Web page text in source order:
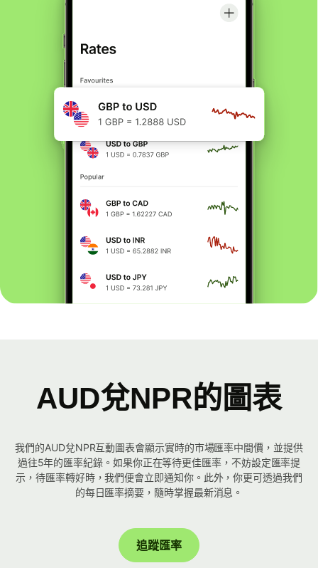
AUD兌NPR的圖表
我們的AUD兌NPR互動圖表會顯示實時的市場匯率中間價，並提供
過往5年的匯率紀錄。如果你正在等待更佳匯率，不妨設定匯率提
示，待匯率轉好時，我們便會立即通知你。此外，你更可透過我們
的每日匯率摘要，隨時掌握最新消息。
追蹤匯率